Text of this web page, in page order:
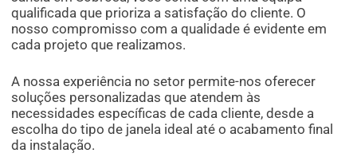
qualificada que prioriza a satisfação do cliente. O
nosso compromisso com a qualidade é evidente em
cada projeto que realizamos.
A nossa experiência no setor permite-nos oferecer
soluções personalizadas que atendem às
necessidades específicas de cada cliente, desde a
escolha do tipo de janela ideal até o acabamento final
da instalação.